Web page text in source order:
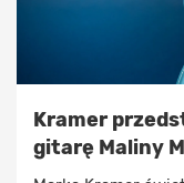
Kramer
gitarę Maliny